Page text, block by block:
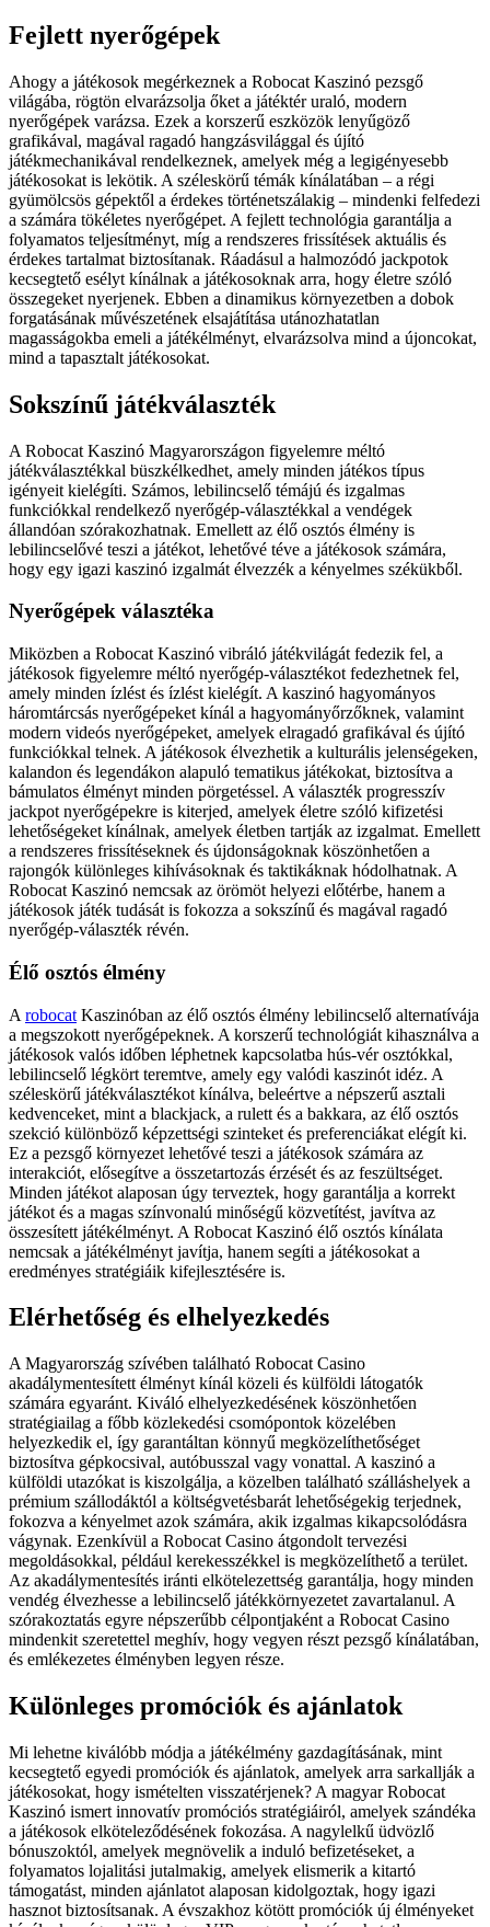
Fejlett nyerőgépek
Ahogy a játékosok megérkeznek a Robocat Kaszinó pezsgő
világába, rögtön elvarázsolja őket a játéktér uraló, modern
nyerőgépek varázsa. Ezek a korszerű eszközök lenyűgöző
grafikával, magával ragadó hangzásvilággal és újító
játékmechanikával rendelkeznek, amelyek még a legigényesebb
játékosokat is lekötik. A széleskörű témák kínálatában – a régi
gyümölcsös gépektől a érdekes történetszálakig – mindenki felfedezi
a számára tökéletes nyerőgépet. A fejlett technológia garantálja a
folyamatos teljesítményt, míg a rendszeres frissítések aktuális és
érdekes tartalmat biztosítanak. Ráadásul a halmozódó jackpotok
kecsegtető esélyt kínálnak a játékosoknak arra, hogy életre szóló
összegeket nyerjenek. Ebben a dinamikus környezetben a dobok
forgatásának művészetének elsajátítása utánozhatatlan
magasságokba emeli a játékélményt, elvarázsolva mind a újoncokat,
mind a tapasztalt játékosokat.
Sokszínű játékválaszték
A Robocat Kaszinó Magyarországon figyelemre méltó
játékválasztékkal büszkélkedhet, amely minden játékos típus
igényeit kielégíti. Számos, lebilincselő témájú és izgalmas
funkciókkal rendelkező nyerőgép-választékkal a vendégek
állandóan szórakozhatnak. Emellett az élő osztós élmény is
lebilincselővé teszi a játékot, lehetővé téve a játékosok számára,
hogy egy igazi kaszinó izgalmát élvezzék a kényelmes székükből.
Nyerőgépek választéka
Miközben a Robocat Kaszinó vibráló játékvilágát fedezik fel, a
játékosok figyelemre méltó nyerőgép-választékot fedezhetnek fel,
amely minden ízlést és ízlést kielégít. A kaszinó hagyományos
háromtárcsás nyerőgépeket kínál a hagyományőrzőknek, valamint
modern videós nyerőgépeket, amelyek elragadó grafikával és újító
funkciókkal telnek. A játékosok élvezhetik a kulturális jelenségeken,
kalandon és legendákon alapuló tematikus játékokat, biztosítva a
bámulatos élményt minden pörgetéssel. A választék progresszív
jackpot nyerőgépekre is kiterjed, amelyek életre szóló kifizetési
lehetőségeket kínálnak, amelyek életben tartják az izgalmat. Emellett
a rendszeres frissítéseknek és újdonságoknak köszönhetően a
rajongók különleges kihívásoknak és taktikáknak hódolhatnak. A
Robocat Kaszinó nemcsak az örömöt helyezi előtérbe, hanem a
játékosok játék tudását is fokozza a sokszínű és magával ragadó
nyerőgép-választék révén.
Élő osztós élmény
A robocat Kaszinóban az élő osztós élmény lebilincselő alternatívája
a megszokott nyerőgépeknek. A korszerű technológiát kihasználva a
játékosok valós időben léphetnek kapcsolatba hús-vér osztókkal,
lebilincselő légkört teremtve, amely egy valódi kaszinót idéz. A
széleskörű játékválasztékot kínálva, beleértve a népszerű asztali
kedvenceket, mint a blackjack, a rulett és a bakkara, az élő osztós
szekció különböző képzettségi szinteket és preferenciákat elégít ki.
Ez a pezsgő környezet lehetővé teszi a játékosok számára az
interakciót, elősegítve a összetartozás érzését és az feszültséget.
Minden játékot alaposan úgy terveztek, hogy garantálja a korrekt
játékot és a magas színvonalú minőségű közvetítést, javítva az
összesített játékélményt. A Robocat Kaszinó élő osztós kínálata
nemcsak a játékélményt javítja, hanem segíti a játékosokat a
eredményes stratégiáik kifejlesztésére is.
Elérhetőség és elhelyezkedés
A Magyarország szívében található Robocat Casino
akadálymentesített élményt kínál közeli és külföldi látogatók
számára egyaránt. Kiváló elhelyezkedésének köszönhetően
stratégiailag a főbb közlekedési csomópontok közelében
helyezkedik el, így garantáltan könnyű megközelíthetőséget
biztosítva gépkocsival, autóbusszal vagy vonattal. A kaszinó a
külföldi utazókat is kiszolgálja, a közelben található szálláshelyek a
prémium szállodáktól a költségvetésbarát lehetőségekig terjednek,
fokozva a kényelmet azok számára, akik izgalmas kikapcsolódásra
vágynak. Ezenkívül a Robocat Casino átgondolt tervezési
megoldásokkal, például kerekesszékkel is megközelíthető a terület.
Az akadálymentesítés iránti elkötelezettség garantálja, hogy minden
vendég élvezhesse a lebilincselő játékkörnyezetet zavartalanul. A
szórakoztatás egyre népszerűbb célpontjaként a Robocat Casino
mindenkit szeretettel meghív, hogy vegyen részt pezsgő kínálatában,
és emlékezetes élményben legyen része.
Különleges promóciók és ajánlatok
Mi lehetne kiválóbb módja a játékélmény gazdagításának, mint
kecsegtető egyedi promóciók és ajánlatok, amelyek arra sarkallják a
játékosokat, hogy ismételten visszatérjenek? A magyar Robocat
Kaszinó ismert innovatív promóciós stratégiáiról, amelyek szándéka
a játékosok elköteleződésének fokozása. A nagylelkű üdvözlő
bónuszoktól, amelyek megnövelik a induló befizetéseket, a
folyamatos lojalitási jutalmakig, amelyek elismerik a kitartó
támogatást, minden ajánlatot alaposan kidolgoztak, hogy igazi
hasznot biztosítsanak. A évszakhoz kötött promóciók új élményeket